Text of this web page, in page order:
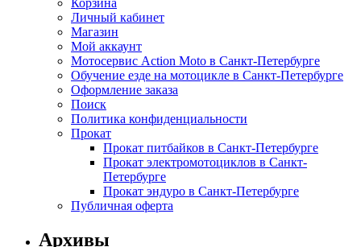
Корзина
Личный кабинет
Магазин
Мой аккаунт
Мотосервис Action Moto в Санкт-Петербурге
Обучение езде на мотоцикле в Санкт-Петербурге
Оформление заказа
Поиск
Политика конфиденциальности
Прокат
Прокат питбайков в Санкт-Петербурге
Прокат электромотоциклов в Санкт-
Петербурге
Прокат эндуро в Санкт-Петербурге
Публичная оферта
Архивы